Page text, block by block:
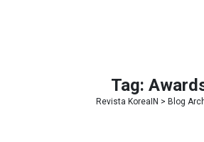
Tag:
Revista KoreaIN > Blog